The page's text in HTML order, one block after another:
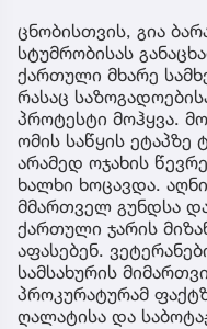
ცნობისთვის, გია
სტუმრობისას
ქართული მხარე
რასაც
პროტესტი მოჰყვა.
ომის საწყის ეტაპზე
არამედ ოჯახის
ხალხი ხოცავდა.
მმართველ გუნდსა
ქართული ჯარის
აფასებენ.
სამსახურის
პროკურატურამ
ღალატისა და